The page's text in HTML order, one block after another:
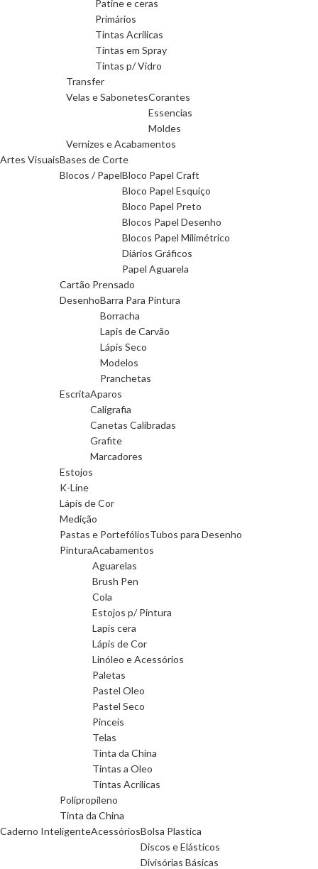
Patine e ceras
Primários
Tintas Acrilicas
Tintas em Spray
Tintas p/ Vidro
Transfer
Velas e SabonetesCorantes
Essencias
Moldes
Vernizes e Acabamentos
Artes VisuaisBases de Corte
Blocos / PapelBloco Papel Craft
Bloco Papel Esquiço
Bloco Papel Preto
Blocos Papel Desenho
Blocos Papel Milimétrico
Diários Gráficos
Papel Aguarela
Cartão Prensado
DesenhoBarra Para Pintura
Borracha
Lapis de Carvão
Lápis Seco
Modelos
Pranchetas
EscritaAparos
Caligrafia
Canetas Calibradas
Grafite
Marcadores
Estojos
K-Line
Lápis de Cor
Medição
Pastas e PortefóliosTubos para Desenho
PinturaAcabamentos
Aguarelas
Brush Pen
Cola
Estojos p/ Pintura
Lapis cera
Lápis de Cor
Linóleo e Acessórios
Paletas
Pastel Oleo
Pastel Seco
Pinceis
Telas
Tinta da China
Tintas a Oleo
Tintas Acrilicas
Polipropileno
Tinta da China
Caderno InteligenteAcessóriosBolsa Plastica
Discos e Elásticos
Divisórias Básicas